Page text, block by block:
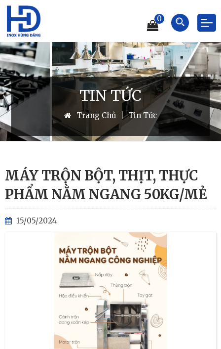
0
TIN TỨC
Trang Chủ | Tin Tức
MÁY TRỘN BỘT, THỊT, THỰC
PHẨM NẰM NGANG 50KG/MẺ
15/05/2024